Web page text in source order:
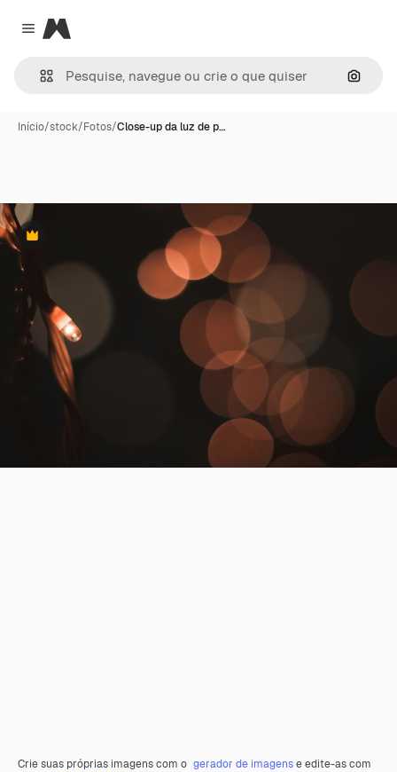
Close menu
Magnific
Início/stock/Fotos/Close-up da luz de p…
Premium
Crie suas próprias imagens com o gerador de imagense edite-as com